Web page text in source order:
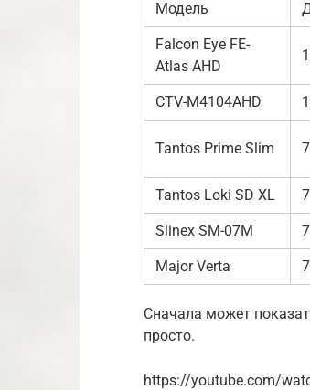
Модель
Falcon Eye FE-
Atlas AHD
CTV-M4104AHD
Tantos Prime Slim
Tantos Loki SD XL
Slinex SM-07M
Major Verta
Сначала может
просто.
https://youtube.com/